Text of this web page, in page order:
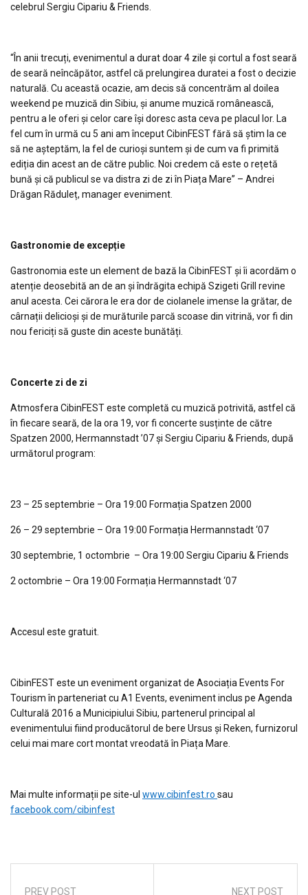
celebrul Sergiu Cipariu & Friends.
“În anii trecuți, evenimentul a durat doar 4 zile și cortul a fost seară
de seară neîncăpător, astfel că prelungirea duratei a fost o decizie
naturală. Cu această ocazie, am decis să concentrăm al doilea
weekend pe muzică din Sibiu, și anume muzică românească,
pentru a le oferi și celor care își doresc asta ceva pe placul lor. La
fel cum în urmă cu 5 ani am început CibinFEST fără să știm la ce
să ne așteptăm, la fel de curioși suntem și de cum va fi primită
ediția din acest an de către public. Noi credem că este o rețetă
bună și că publicul se va distra zi de zi în Piața Mare” – Andrei
Drăgan Răduleț, manager eveniment.
Gastronomie de excepție
Gastronomia este un element de bază la CibinFEST și îi acordăm o
atenție deosebită an de an și îndrăgita echipă Szigeti Grill revine
anul acesta. Cei cărora le era dor de ciolanele imense la grătar, de
cârnații delicioși și de murăturile parcă scoase din vitrină, vor fi din
nou fericiți să guste din aceste bunătăți.
Concerte zi de zi
Atmosfera CibinFEST este completă cu muzică potrivită, astfel că
în fiecare seară, de la ora 19, vor fi concerte susținte de către
Spatzen 2000, Hermannstadt ’07 și Sergiu Cipariu & Friends, după
următorul program:
23 – 25 septembrie – Ora 19:00 Formația Spatzen 2000
26 – 29 septembrie – Ora 19:00 Formația Hermannstadt ‘07
30 septembrie, 1 octombrie – Ora 19:00 Sergiu Cipariu & Friends
2 octombrie – Ora 19:00 Formația Hermannstadt ‘07
Accesul este gratuit.
CibinFEST este un eveniment organizat de Asociația Events For
Tourism în parteneriat cu A1 Events, eveniment inclus pe Agenda
Culturală 2016 a Municipiului Sibiu, partenerul principal al
evenimentului fiind producătorul de bere Ursus și Reken, furnizorul
celui mai mare cort montat vreodată în Piața Mare.
Mai multe informații pe site-ul www.cibinfest.ro sau
facebook.com/cibinfest
PREV POST NEXT POST